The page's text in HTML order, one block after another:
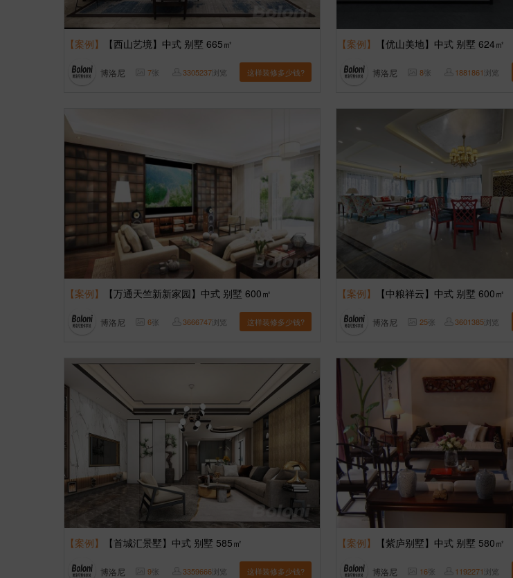
【案例】 【西山艺境】中式 别墅 665㎡
博洛尼 7张 3305237浏览 这样装修多少钱?
【案例】 【优山美地】中式 别墅 624㎡
博洛尼 8张 1881861浏览
【案例】 【万通天竺新新家园】中式 别墅 600㎡
博洛尼 6张 3666747浏览 这样装修多少钱?
【案例】 【中粮祥云】中式 别墅 600㎡
博洛尼 25张 3601385浏览
【案例】 【首城汇景墅】中式 别墅 585㎡
博洛尼 9张 3359666浏览 这样装修多少钱?
【案例】 【紫庐别墅】中式 别墅 580㎡
博洛尼 16张 1192271浏览